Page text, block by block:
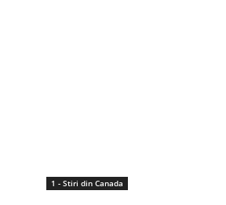
1 - Stiri din Canada